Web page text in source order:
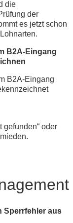
die
der
es jetzt schon
B2A-Eingang
B2A-Eingang
gefunden“ oder
Sperrfehler aus